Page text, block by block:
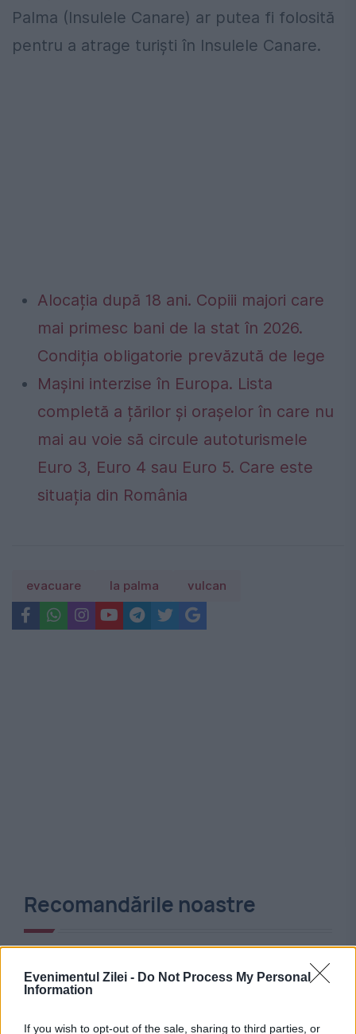
Evenimentul Zilei - Do Not Process My Personal
Information
If you wish to opt-out of the sale, sharing to third parties, or
Palma (Insulele Canare) ar putea fi folosită
pentru a atrage turiști în Insulele Canare.
Alocația după 18 ani. Copiii majori care
mai primesc bani de la stat în 2026.
Condiția obligatorie prevăzută de lege
Mașini interzise în Europa. Lista
completă a țărilor și orașelor în care nu
mai au voie să circule autoturismele
Euro 3, Euro 4 sau Euro 5. Care este
situația din România
evacuare la palma vulcan
Recomandările noastre